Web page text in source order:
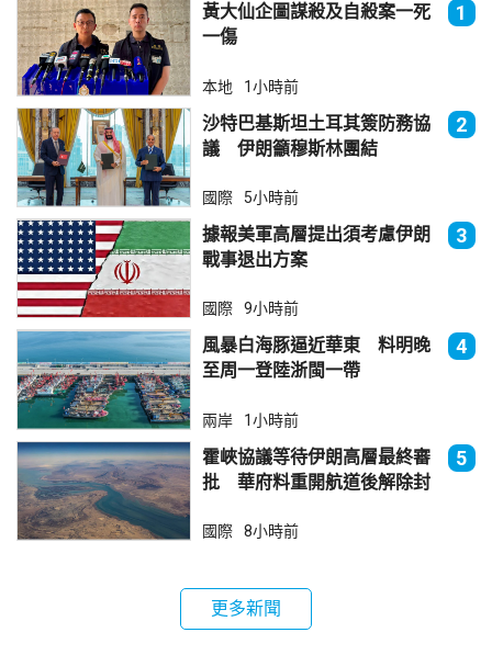
黃大仙企圖謀殺及自殺案一死
一傷
1
本地 1小時前
沙特巴基斯坦土耳其簽防務協
議 伊朗籲穆斯林團結
2
國際 5小時前
據報美軍高層提出須考慮伊朗
戰事退出方案
3
國際 9小時前
風暴白海豚逼近華東 料明晚
至周一登陸浙閩一帶
4
兩岸 1小時前
霍峽協議等待伊朗高層最終審
批 華府料重開航道後解除封
5
國際 8小時前
更多新聞